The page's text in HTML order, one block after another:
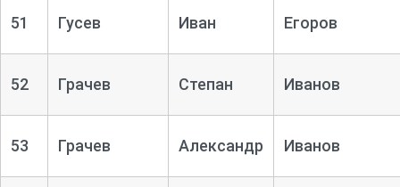
51 Гусев Иван Егоров
52 Грачев Степан Иванов
53 Грачев Александр Иванов